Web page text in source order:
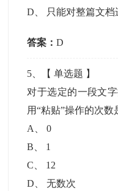
D
只能对整篇文档
答案：D
5 、【单选题 】
对于选定的一段文
用“粘贴”操作的次
A
、0
B
1
C
12
D 、无数次